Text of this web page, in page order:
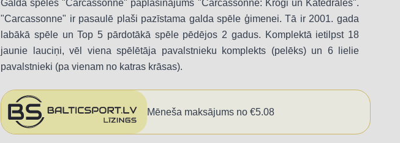
Galda spēles "Carcassonne" paplašinājums "Carcassonne: Krogi un Katedrāles".
"Carcassonne" ir pasaulē plaši pazīstama galda spēle ģimenei. Tā ir 2001. gada
labākā spēle un Top 5 pārdotākā spēle pēdējos 2 gadus. Komplektā ietilpst 18
jaunie lauciņi, vēl viena spēlētāja pavalstnieku komplekts (pelēks) un 6 lielie
pavalstnieki (pa vienam no katras krāsas).
Mēneša maksājums no €5.08